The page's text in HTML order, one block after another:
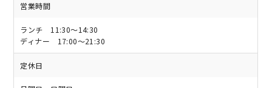
営業時間
ランチ 11:30～14:30
ディナー 17:00～21:30
定休日